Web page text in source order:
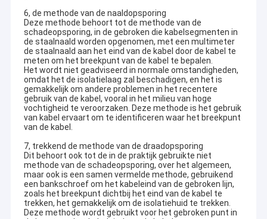
Huis
Producten
Videos
6, de methode van de naaldopsporing
Deze methode behoort tot de methode van de
schadeopsporing, in de gebroken die kabelsegmenten in
de staalnaald worden opgenomen, met een multimeter
de staalnaald aan het eind van de kabel door de kabel te
meten om het breekpunt van de kabel te bepalen.
Het wordt niet geadviseerd in normale omstandigheden,
omdat het de isolatielaag zal beschadigen, en het is
gemakkelijk om andere problemen in het recentere
gebruik van de kabel, vooral in het milieu van hoge
vochtigheid te veroorzaken. Deze methode is het gebruik
van kabel ervaart om te identificeren waar het breekpunt
van de kabel.
7, trekkend de methode van de draadopsporing
Dit behoort ook tot de in de praktijk gebruikte niet
methode van de schadeopsporing, over het algemeen,
maar ook is een samen vermelde methode, gebruikend
een bankschroef om het kabeleind van de gebroken lijn,
zoals het breekpunt dichtbij het eind van de kabel te
trekken, het gemakkelijk om de isolatiehuid te trekken.
Deze methode wordt gebruikt voor het gebroken punt in
Zhangjiagangry Elektronisch Co., Ltd (www.cable-antenna.com)
Opgericht in 2016, wordt geconcentreerd op het ontwerpen van
en de productie van Aanleg van kabelnettenproducten en
communicatie antennes.
Het heeft een waaier van producten met inbegrip van